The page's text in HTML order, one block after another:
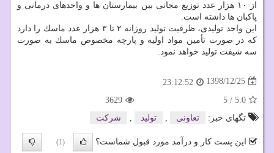
از ۱۰ هزار عدد توزیع مجانی بین بیمارستان ها و واحدهای درمانی و
پاكبان ها داشته است.
این واحد تولیدی، ظرفیت تولید روزانه ۲ تا ۳ هزار عدد ماسك را دارد
كه در صورت تأمین مواد اولیه و پارچه مخصوص ماسك به صورت
سه شیفت تولید خواهد نمود.
1398/12/25
23:12:52
5.0
/
5
3629
تگهای خبر:
تعاونی تولید شركت
این پست کار و درآمد مورد قبول شماست؟
(1)